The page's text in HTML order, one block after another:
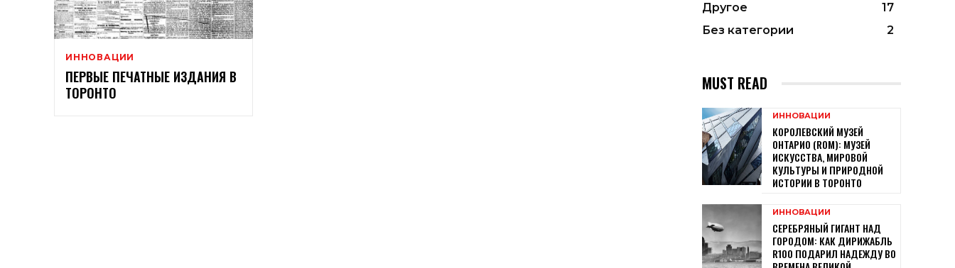
ИННОВАЦИИ
ПЕРВЫЕ ПЕЧАТНЫЕ ИЗДАНИЯ В
ТОРОНТО
Другое
17
Без категории
2
MUST READ
ИННОВАЦИИ
КОРОЛЕВСКИЙ МУЗЕЙ
ОНТАРИО (ROM): МУЗЕЙ
ИСКУССТВА, МИРОВОЙ
КУЛЬТУРЫ И ПРИРОДНОЙ
ИСТОРИИ В ТОРОНТО
ИННОВАЦИИ
СЕРЕБРЯНЫЙ ГИГАНТ НАД
ГОРОДОМ: КАК ДИРИЖАБЛЬ
R100 ПОДАРИЛ НАДЕЖДУ ВО